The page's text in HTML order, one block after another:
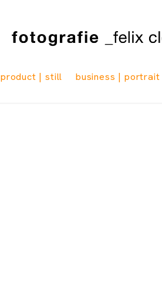
product | still business | portrait